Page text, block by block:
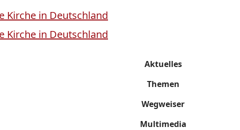
Aktuelles
Themen
Wegweiser
Multimedia